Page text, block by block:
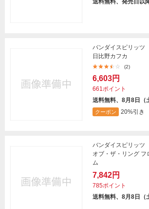
送料無料、発売日以
バンダイスピリッ
日比野カフカ
(2)
6,603円
661ポイント
送料無料、8月8日（
クーポン 20%引き
バンダイスピリッツ
オブ・ザ・リング フ
ム
7,842円
785ポイント
送料無料、8月8日（